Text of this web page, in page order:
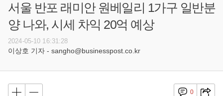
서울 반포 래미안 원베일리 1가구 일반분
양 나와, 시세 차익 20억 예상
2024-05-10 16:31:28
이상호 기자 - sangho@businesspost.co.kr
0